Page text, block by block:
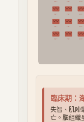
PrPˢᶜ PrPˢᶜ PrPˢᶜ
PrPˢᶜ PrPˢᶜ PrPˢᶜ
PrPˢᶜ PrPˢᶜ PrPˢᶜ
PrPˢᶜ PrPˢᶜ PrPˢᶜ
臨床期：
失智、肌陣
亡。腦組織